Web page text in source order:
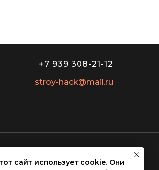
+7 939 308-21-12
stroy-hack@mail.ru
сайт использует cookie. Они